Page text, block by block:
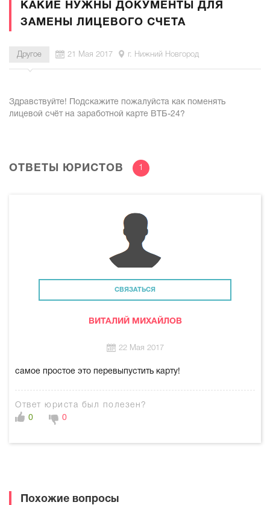
КАКИЕ НУЖНЫ ДОКУМЕНТЫ ДЛЯ
ЗАМЕНЫ ЛИЦЕВОГО СЧЕТА
Другое 21 Мая 2017 г. Нижний Новгород
Здравствуйте! Подскажите пожалуйста как поменять
лицевой счёт на заработной карте ВТБ-24?
ОТВЕТЫ ЮРИСТОВ 1
СВЯЗАТЬСЯ
ВИТАЛИЙ МИХАЙЛОВ
22 Мая 2017
самое простое это перевыпустить карту!
Ответ юриста был полезен?
0
0
Похожие вопросы